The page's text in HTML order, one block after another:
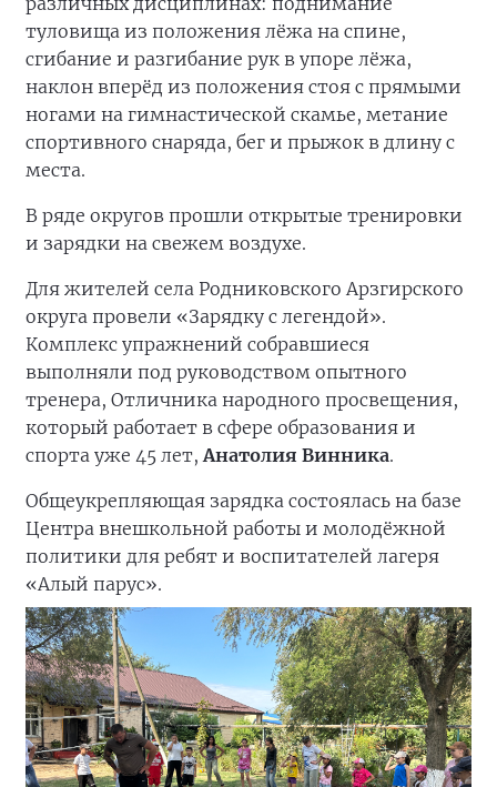
туловища из положения лёжа на спине,
сгибание и разгибание рук в упоре лёжа,
наклон вперёд из положения стоя с прямыми
ногами на гимнастической скамье, метание
спортивного снаряда, бег и прыжок в длину с
места.
В ряде округов прошли открытые тренировки
и зарядки на свежем воздухе.
Для жителей села Родниковского Арзгирского
округа провели «Зарядку с легендой».
Комплекс упражнений собравшиеся
выполняли под руководством опытного
тренера, Отличника народного просвещения,
который работает в сфере образования и
спорта уже 45 лет, Анатолия Винника.
Общеукрепляющая зарядка состоялась на базе
Центра внешкольной работы и молодёжной
политики для ребят и воспитателей лагеря
«Алый парус».